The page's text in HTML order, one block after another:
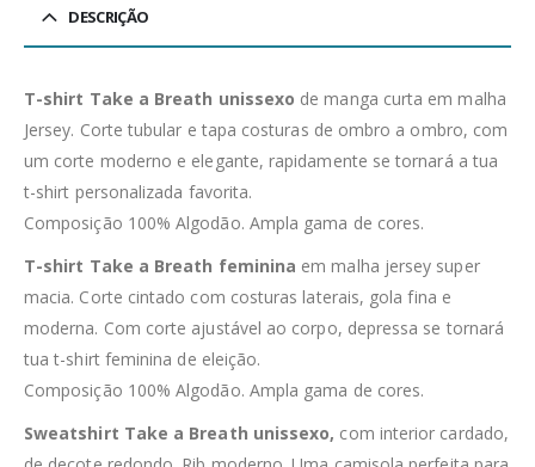
DESCRIÇÃO
T-shirt Take a Breath unissexo de manga curta em malha
Jersey. Corte tubular e tapa costuras de ombro a ombro, com
um corte moderno e elegante, rapidamente se tornará a tua
t-shirt personalizada favorita.
Composição 100% Algodão. Ampla gama de cores.
T-shirt Take a Breath feminina em malha jersey super
macia. Corte cintado com costuras laterais, gola fina e
moderna. Com corte ajustável ao corpo, depressa se tornará
tua t-shirt feminina de eleição.
Composição 100% Algodão. Ampla gama de cores.
Sweatshirt Take a Breath unissexo, com interior cardado,